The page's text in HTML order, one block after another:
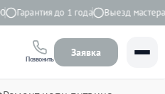
Гарантия до 1 года Выезд мастера
Позвонить
Заявка